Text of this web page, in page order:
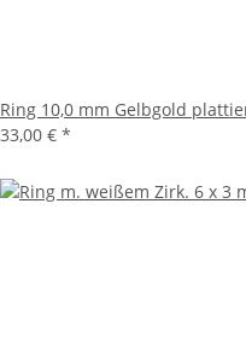
Ring 10,0 mm Gelbgold
33,00 € *